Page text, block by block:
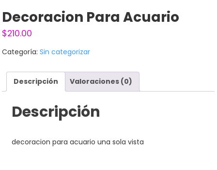
Decoracion Para Acuario
$210.00
Categoría:Sin categorizar
Descripción Valoraciones (0)
Descripción
decoracion para acuario una sola vista